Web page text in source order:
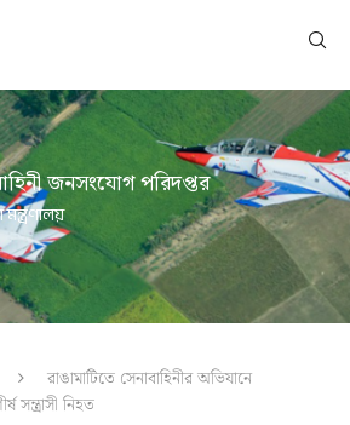
জনসংযোগ পরিদপ্তর
রাঙামাটিতে সেনাবাহিনীর অভিযানে
নিহত